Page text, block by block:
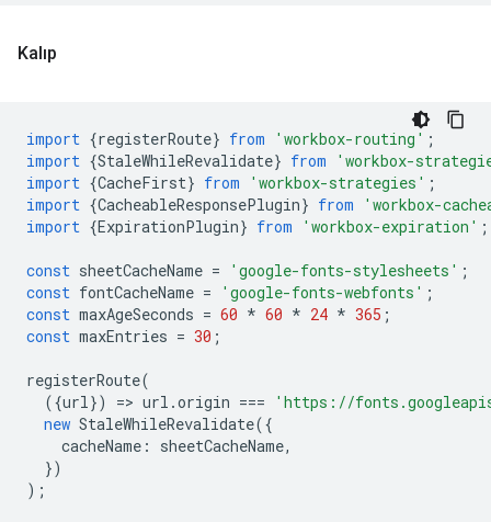
Kalıp
import {registerRoute} from 'workbox-routing' ;
import {StaleWhileRevalidate} from
'workbox-
import {CacheFirst} from 'workbox-strategies' ;
import {CacheableResponsePlugin} from
'workbox-
import {ExpirationPlugin} from 'workbox-expiration' ;
const sheetCacheName = 'google-fonts-stylesheets' ;
const fontCacheName = 'google-fonts-webfonts' ;
const maxAgeSeconds = 60 * 60 * 24 * 365 ;
const maxEntries = 30 ;
registerRoute(
({url}) => url .origin ===
'https://
new StaleWhileRevalidate({
cacheName : sheetCacheName,
})
);